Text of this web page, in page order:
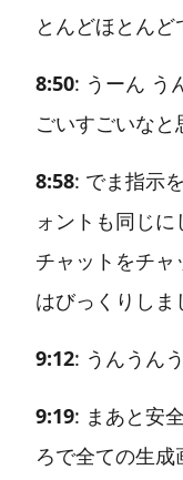
とんどほとん
8:50: うーん う
ごいすごいなと
8:58: でま指示
ォントも同じ
チャットをチ
はびっくりしま
9:12: うんうん
9:19: まあと安
ろで全ての生成